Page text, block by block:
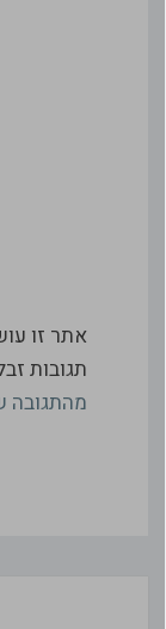
תגובות
מהתגובה